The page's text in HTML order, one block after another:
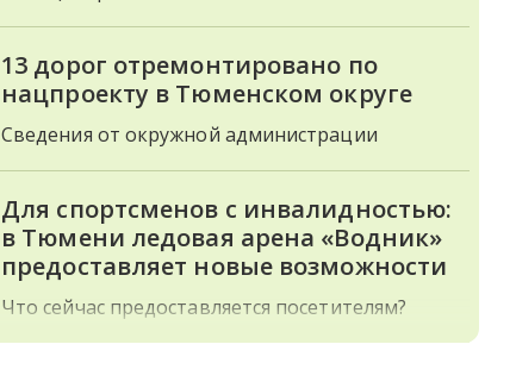
13 дорог отремонтировано по
нацпроекту в Тюменском округе
Сведения от окружной администрации
Для спортсменов с инвалидностью:
в Тюмени ледовая арена «Водник»
предоставляет новые возможности
Что сейчас предоставляется посетителям?